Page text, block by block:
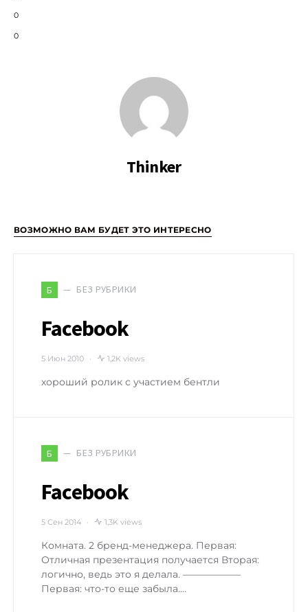
0
0
Thinker
ВОЗМОЖНО ВАМ БУДЕТ ЭТО ИНТЕРЕСНО
Б БЕЗ РУБРИКИ
Facebook
5 Июн 2010 1,2K views
хороший ролик с участием бентли
Б БЕЗ РУБРИКИ
Facebook
5 Сен 2014 1,3K views
Комната. 2 бренд-менеджера. Первая:
Отличная презентация получается Вторая:
логично, ведь это я делала. ——————
Первая: что-то еще забыла.…